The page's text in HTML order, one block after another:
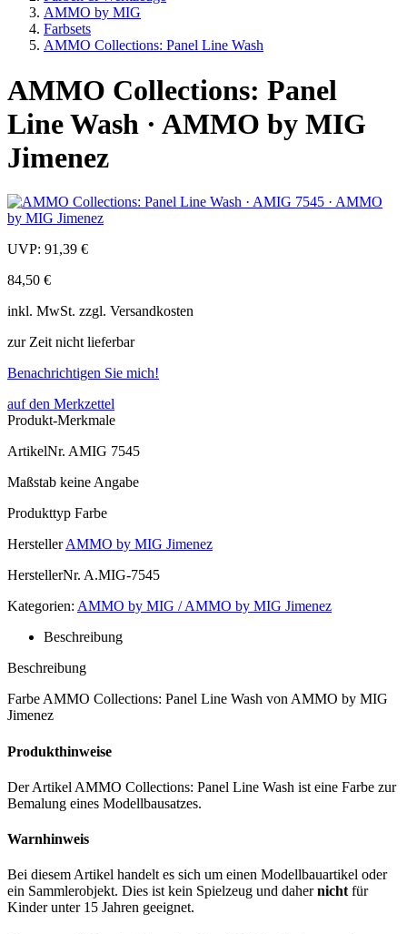
AMMO by MIG
Farbsets
AMMO Collections: Panel Line Wash
AMMO Collections: Panel
Line Wash · AMMO by MIG
Jimenez
UVP: 91,39 €
84,50 €
inkl. MwSt. zzgl. Versandkosten
zur Zeit nicht lieferbar
Benachrichtigen Sie mich!
auf den Merkzettel
Produkt-Merkmale
ArtikelNr. AMIG 7545
Maßstab keine Angabe
Produkttyp Farbe
Hersteller AMMO by MIG Jimenez
HerstellerNr. A.MIG-7545
Kategorien: AMMO by MIG / AMMO by MIG Jimenez
Beschreibung
Beschreibung
Farbe AMMO Collections: Panel Line Wash von AMMO by MIG
Jimenez
Produkthinweise
Der Artikel AMMO Collections: Panel Line Wash ist eine Farbe zur
Bemalung eines Modellbausatzes.
Warnhinweis
Bei diesem Artikel handelt es sich um einen Modellbauartikel oder
ein Sammlerobjekt. Dies ist kein Spielzeug und dahernicht für
Kinder unter 15 Jahren geeignet.